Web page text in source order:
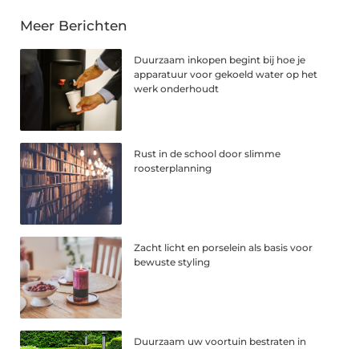
Meer Berichten
Duurzaam inkopen begint bij hoe je
apparatuur voor gekoeld water op het
werk onderhoudt
Rust in de school door slimme
roosterplanning
Zacht licht en porselein als basis voor
bewuste styling
Duurzaam uw voortuin bestraten in